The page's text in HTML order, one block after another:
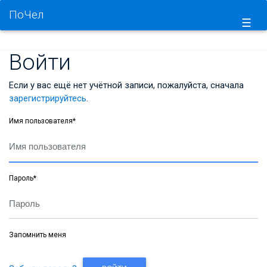
☰
ПоЧел
Войти
Если у вас ещё нет учётной записи, пожалуйста, сначала
зарегистрируйтесь.
Имя пользователя*
Пароль*
Запомнить меня